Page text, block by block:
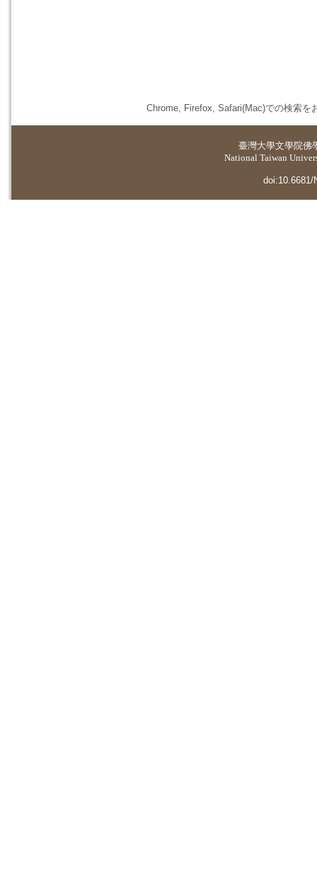
Chrome, Firefox, Safari(Mac)での検索を
臺灣大學文學院佛
National Taiwan
doi:10.6681/